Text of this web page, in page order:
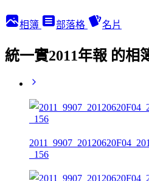
相簿 部落格 名片
統一實2011年報 的相
_156